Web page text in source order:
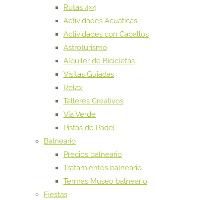
Rutas 4×4
Actividades Acuáticas
Actividades con Caballos
Astroturismo
Alquiler de Bicicletas
Visitas Guiadas
Relax
Talleres Creativos
Vía Verde
Pistas de Padel
Balneario
Precios balneario
Tratamientos balneario
Termas Museo balneario
Fiestas